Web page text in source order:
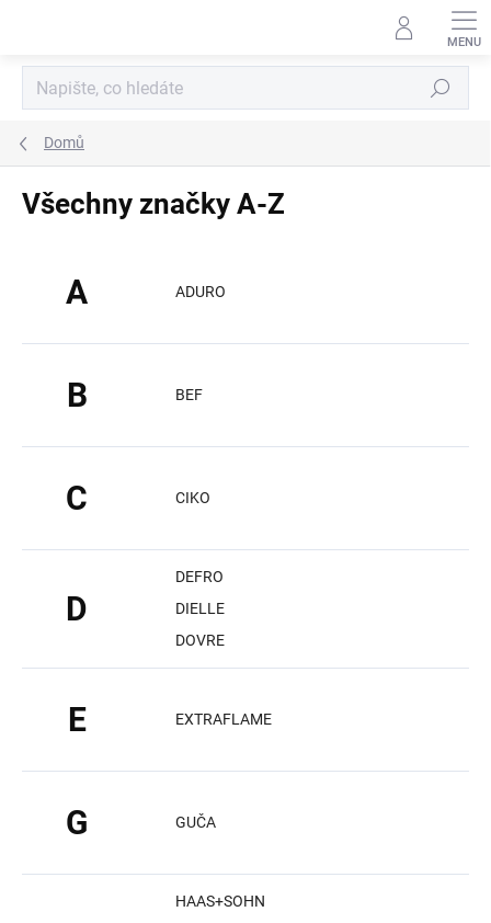
Hledat
Domů
Všechny značky A-Z
A ADURO
B BEF
C CIKO
D
DEFRO
DIELLE
DOVRE
E EXTRAFLAME
G GUČA
HAAS+SOHN